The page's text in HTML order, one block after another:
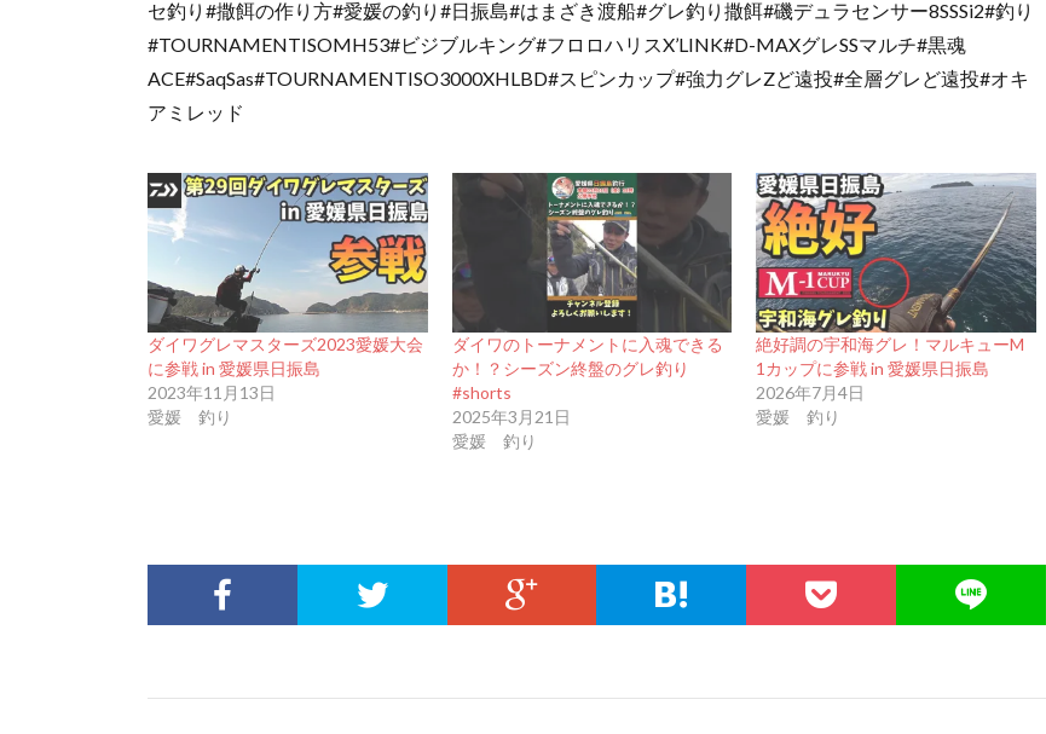
セ釣り#撒餌の作り方#愛媛の釣り#日振島#はまざき渡船#グレ釣り撒餌#磯デュラセンサー8SSSi2#釣り
#TOURNAMENTISOMH53#ビジブルキング#フロロハリスX’LINK#D-MAXグレSSマルチ#黒魂
ACE#SaqSas#TOURNAMENTISO3000XHLBD#スピンカップ#強力グレZど遠投#全層グレど遠投#オキ
アミレッド
ダイワグレマスターズ2023愛媛大会
に参戦 in 愛媛県日振島
2023年11月13日
愛媛 釣り
ダイワのトーナメントに入魂できる
か！？シーズン終盤のグレ釣り
#shorts
2025年3月21日
愛媛 釣り
絶好調の宇和海グレ！マルキューM
1カップに参戦 in 愛媛県日振島
2026年7月4日
愛媛 釣り